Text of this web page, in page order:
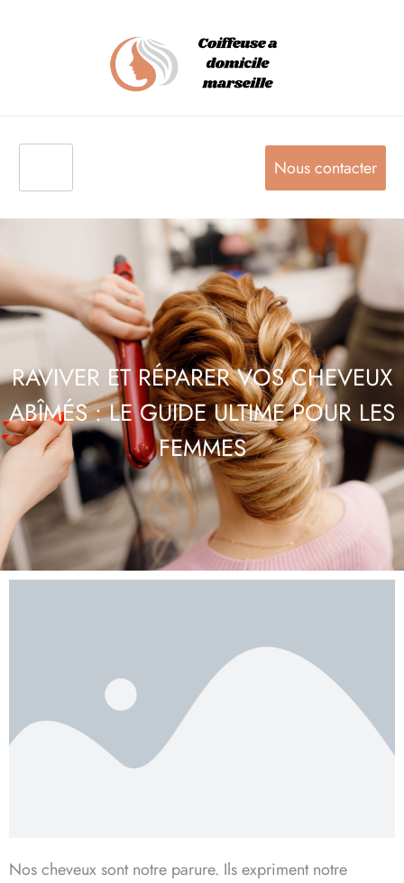
Nous contacter
RAVIVER ET RÉPARER VOS CHEVEUX
ABÎMÉS : LE GUIDE ULTIME POUR LES
FEMMES
Nos cheveux sont notre parure. Ils expriment notre